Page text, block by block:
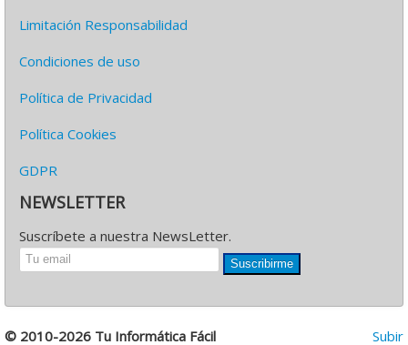
Limitación Responsabilidad
Condiciones de uso
Política de Privacidad
Política Cookies
GDPR
NEWSLETTER
Suscríbete a nuestra NewsLetter.
Suscribirme
Subir
© 2010-2026 Tu Informática Fácil